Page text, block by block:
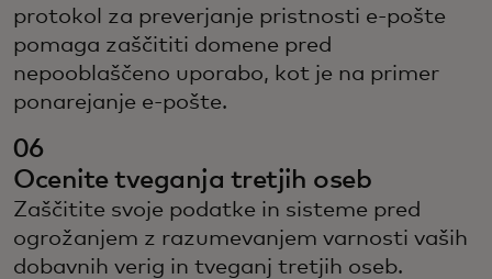
protokol za preverjanje pristnosti e-pošte
pomaga zaščititi domene pred
nepooblaščeno uporabo, kot je na primer
ponarejanje e-pošte.
06
Ocenite tveganja tretjih oseb
Zaščitite svoje podatke in sisteme pred
ogrožanjem z razumevanjem varnosti vaših
dobavnih verig in tveganj tretjih oseb.